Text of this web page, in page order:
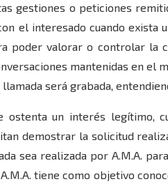
gestiones o peticiones
el interesado cuando exista
poder valorar o controlar la
mantenidas en el
será grabada,
ostenta un interés legítimo,
demostrar la solicitud
sea realizada por A.M.A.
tiene como objetivo